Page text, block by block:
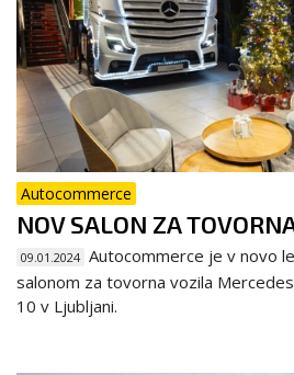
Autocommerce
NOV SALON ZA
09.01.2024 Autocommerce je v novo
salonom za tovorna vozila
10 v Ljubljani.